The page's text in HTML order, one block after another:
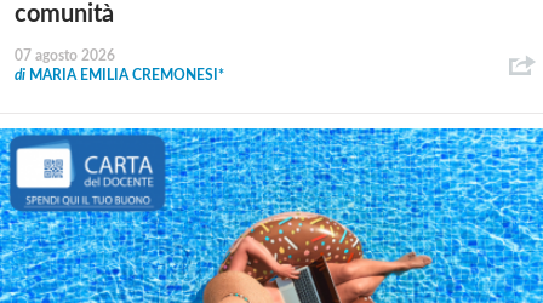
comunità
07 agosto 2026
di MARIA EMILIA CREMONESI*